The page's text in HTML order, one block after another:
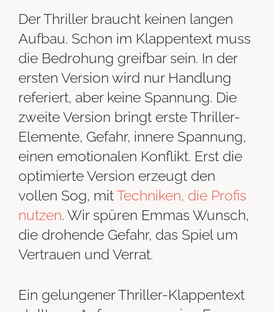
Der Thriller braucht keinen langen
Aufbau. Schon im Klappentext muss
die Bedrohung greifbar sein. In der
ersten Version wird nur Handlung
referiert, aber keine Spannung. Die
zweite Version bringt erste Thriller-
Elemente, Gefahr, innere Spannung,
einen emotionalen Konflikt. Erst die
optimierte Version erzeugt den
vollen Sog, mitTechniken, die Profis
nutzen. Wir spüren Emmas Wunsch,
die drohende Gefahr, das Spiel um
Vertrauen und Verrat.
Ein gelungener Thriller-Klappentext